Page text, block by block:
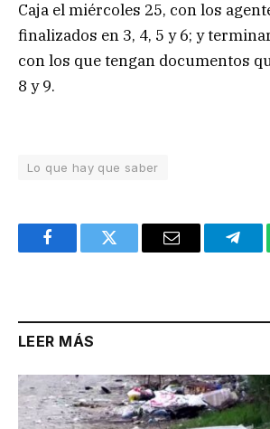
Caja el miércoles 25, con los
finalizados en 3, 4, 5 y 6; y
con los que tengan documentos
8 y 9.
Lo que hay que saber
FacebookTwitter Email
LEER MÁS